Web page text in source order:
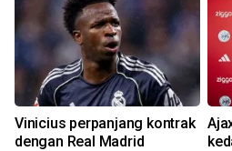
Vinicius perpanjang kontrak
dengan Real Madrid